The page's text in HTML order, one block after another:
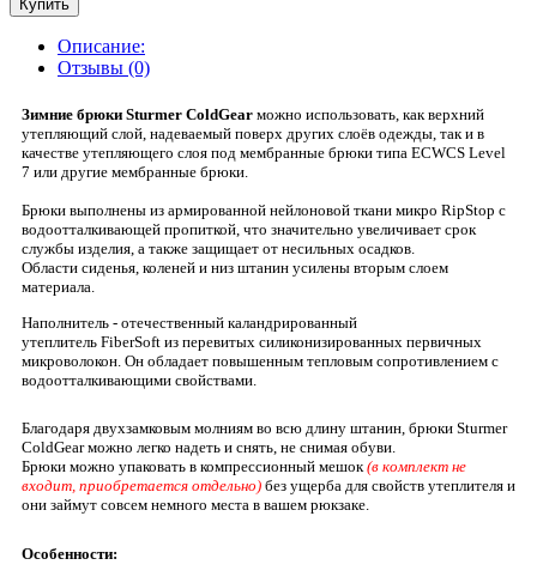
Купить
Описание:
Отзывы (0)
Зимние брюки Sturmer ColdGear можно использовать, как верхний
утепляющий слой, надеваемый поверх других слоёв одежды, так и в
качестве утепляющего слоя под мембранные брюки типа ECWCS Level
7 или другие мембранные брюки.
Брюки выполнены из армированной нейлоновой ткани микро RipStop с
водоотталкивающей пропиткой, что значительно увеличивает срок
службы изделия, а также защищает от несильных осадков.
Области сиденья, коленей и низ штанин усилены вторым слоем
материала.
Наполнитель - отечественный каландрированный
утеплитель FiberSoft из перевитых силиконизированных первичных
микроволокон. Он обладает повышенным тепловым сопротивлением с
водоотталкивающими свойствами.
Благодаря двухзамковым молниям во всю длину штанин, брюки Sturmer
ColdGear можно легко надеть и снять, не снимая обуви.
Брюки можно упаковать в компрессионный мешок (в комплект не
входит, приобретается отдельно) без ущерба для свойств утеплителя и
они займут совсем немного места в вашем рюкзаке.
Особенности: